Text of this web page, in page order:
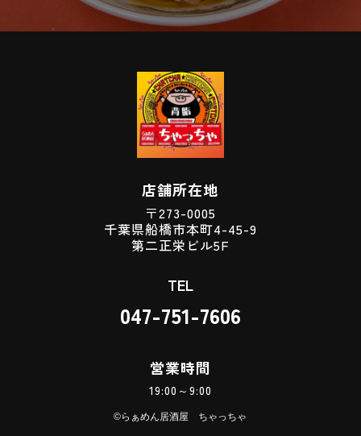
店舗所在地
〒273-0005
千葉県船橋市本町4-45-9
第二正栄ビル5F
TEL
047-751-7606
営業時間
19:00～9:00
©らぁめん居酒屋 ちゃっちゃ